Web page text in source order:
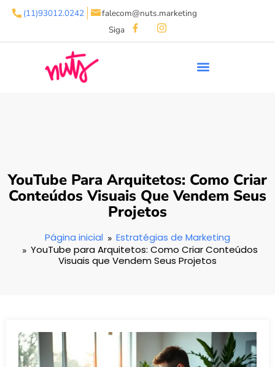
(11)93012.0242
falecom@nuts.marketing
Siga
YouTube Para Arquitetos: Como Criar
Conteúdos Visuais Que Vendem Seus
Projetos
Página inicial
Estratégias de Marketing
YouTube para Arquitetos: Como Criar Conteúdos
Visuais que Vendem Seus Projetos